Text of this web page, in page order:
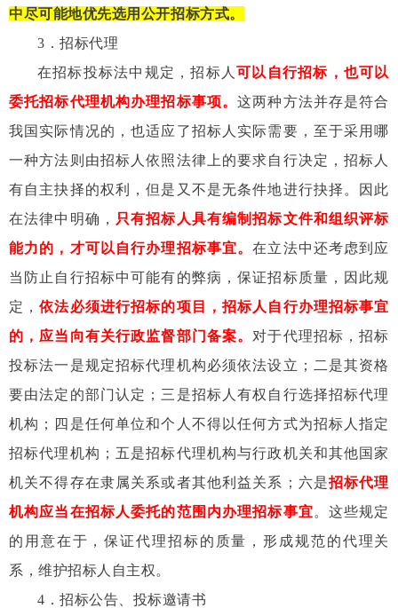
中尽可能地优先选用公开招标方式。
3 ．招标代理
在招标投标法中规定，招标人可以自行招标，也可以
委托招标代理机构办理招标事项。这两种方法并存是符合
我国实际情况的，也适应了招标人实际需要，至于采用哪
一种方法则由招标人依照法律上的要求自行决定，招标人
有自主抉择的权利，但是又不是无条件地进行抉择。因此
在法律中明确， 只有招标人具有编制招标文件和组织评标
能力的，才可以自行办理招标事宜。在立法中还考虑到应
当防止自行招标中可能有的弊病，保证招标质量，因此规
定，依法必须进行招标的项目，招标人自行办理招标事宜
的，应当向有关行政监督部门备案。 对于代理招标，招标
投标法一是规定招标代理机构必须依法设立；二是其资格
要由法定的部门认定；三是招标人有权自行选择招标代理
机构；四是任何单位和个人不得以任何方式为招标人指定
招标代理机构；五是招标代理机构与行政机关和其他国家
机关不得存在隶属关系或者其他利益关系；六是招标代理
机构应当在招标人委托的范围内办理招标事宜。这些规定
的用意在于，保证代理招标的质量，形成规范的代理关
系，维护招标人自主权。
4 ．招标公告、投标邀请书